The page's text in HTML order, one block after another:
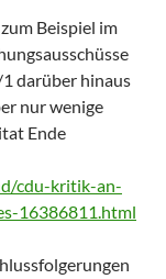
Beispiel im
darüber hinaus
nur wenige
Ende
cdu-kritik-an-
16386811.html